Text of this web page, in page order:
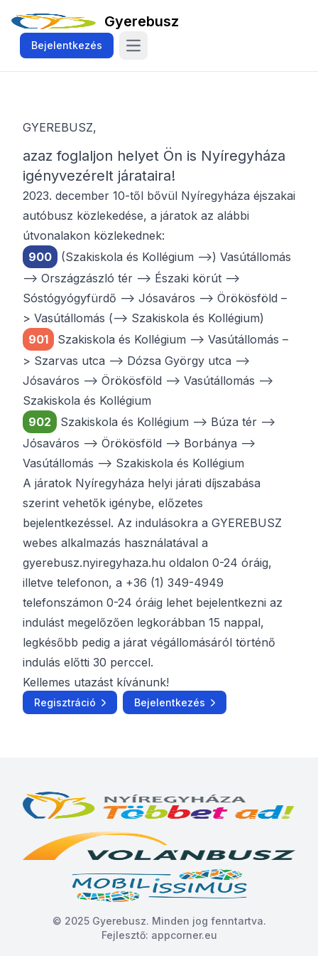
Gyerebusz
Bejelentkezés Navigáció kinyitása
GYEREBUSZ,
azaz foglaljon helyet Ön is Nyíregyháza
igényvezérelt járataira!
2023. december 10-től bővül Nyíregyháza éjszakai
autóbusz közlekedése, a járatok az alábbi
útvonalakon közlekednek:
900
(Szakiskola és Kollégium –>) Vasútállomás
–> Országzászló tér –> Északi körút –>
Sóstógyógyfürdő –> Jósaváros –> Örökösföld –
> Vasútállomás (–> Szakiskola és Kollégium)
901
Szakiskola és Kollégium –> Vasútállomás –
> Szarvas utca –> Dózsa György utca –>
Jósaváros –> Örökösföld –> Vasútállomás –>
Szakiskola és Kollégium
902
Szakiskola és Kollégium –> Búza tér –>
Jósaváros –> Örökösföld –> Borbánya –>
Vasútállomás –> Szakiskola és Kollégium
A járatok Nyíregyháza helyi járati díjszabása
szerint vehetők igénybe, előzetes
bejelentkezéssel. Az indulásokra a GYEREBUSZ
webes alkalmazás használatával a
gyerebusz.nyiregyhaza.hu oldalon 0-24 óráig,
illetve telefonon, a +36 (1) 349-4949
telefonszámon 0-24 óráig lehet bejelentkezni az
indulást megelőzően legkorábban 15 nappal,
legkésőbb pedig a járat végállomásáról történő
indulás előtti 30 perccel.
Kellemes utazást kívánunk!
Regisztráció Bejelentkezés
© 2025 Gyerebusz. Minden jog fenntartva.
Fejlesztő: appcorner.eu